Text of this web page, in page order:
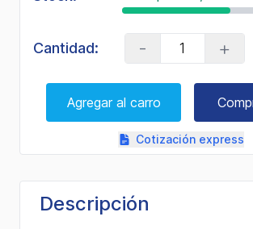
Cantidad: - +
Agregar al carro
Cotización express
Descripción